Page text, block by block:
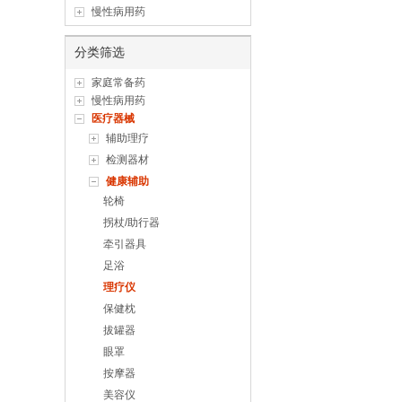
慢性病用药
分类筛选
家庭常备药
慢性病用药
医疗器械
辅助理疗
检测器材
健康辅助
轮椅
拐杖/助行器
牵引器具
足浴
理疗仪
保健枕
拔罐器
眼罩
按摩器
美容仪